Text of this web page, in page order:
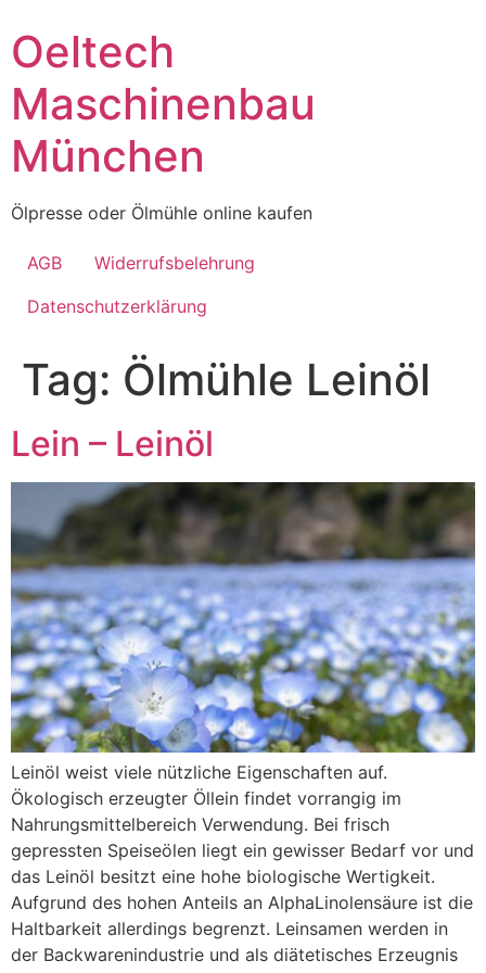
to
content
Oeltech
Maschinenbau
München
Ölpresse oder Ölmühle online kaufen
AGB
Widerrufsbelehrung
Datenschutzerklärung
Tag: Ölmühle Leinöl
Lein – Leinöl
Leinöl weist viele nützliche Eigenschaften auf.
Ökologisch erzeugter Öllein findet vorrangig im
Nahrungsmittelbereich Verwendung. Bei frisch
gepressten Speiseölen liegt ein gewisser Bedarf vor und
das Leinöl besitzt eine hohe biologische Wertigkeit.
Aufgrund des hohen Anteils an AlphaLinolensäure ist die
Haltbarkeit allerdings begrenzt. Leinsamen werden in
der Backwarenindustrie und als diätetisches Erzeugnis